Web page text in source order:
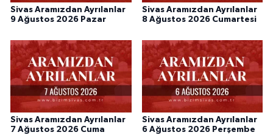
Sivas Aramızdan Ayrılanlar
9 Ağustos 2026 Pazar
Sivas Aramızdan Ayrılanlar
8 Ağustos 2026 Cumartesi
Sivas Aramızdan Ayrılanlar
7 Ağustos 2026 Cuma
Sivas Aramızdan Ayrılanlar
6 Ağustos 2026 Perşembe